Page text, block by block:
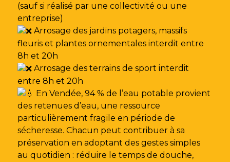
(sauf si réalisé par une collectivité ou une
entreprise)
Arrosage des jardins potagers, massifs
fleuris et plantes ornementales interdit entre
8h et 20h
Arrosage des terrains de sport interdit
entre 8h et 20h
En Vendée, 94 % de l’eau potable provient
des retenues d’eau, une ressource
particulièrement fragile en période de
sécheresse. Chacun peut contribuer à sa
préservation en adoptant des gestes simples
au quotidien : réduire le temps de douche,